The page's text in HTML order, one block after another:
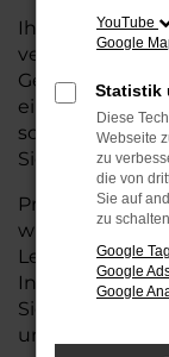
Ihr Škoda
eine große
sondern auch
Sie das für Sie
Profitieren Sie
wie attraktiven
Sie uns und
und dem
YouTube
Google
Statistik
Diese
Webseite
zu
die von
Sie auf
zu
Google
Google
Google